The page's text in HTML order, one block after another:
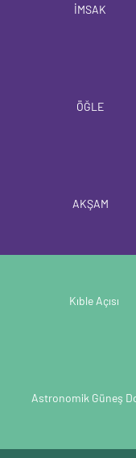
İMSAK
ÖĞLE
AKŞAM
Kıble Açısı
Astronomik Güneş